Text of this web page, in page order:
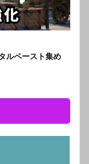
ルペースト集め